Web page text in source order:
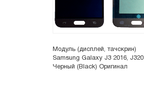
Модуль (дисплей, тачскрин)
Samsung Galaxy J3 2016, J320
Черный (Black) Оригинал